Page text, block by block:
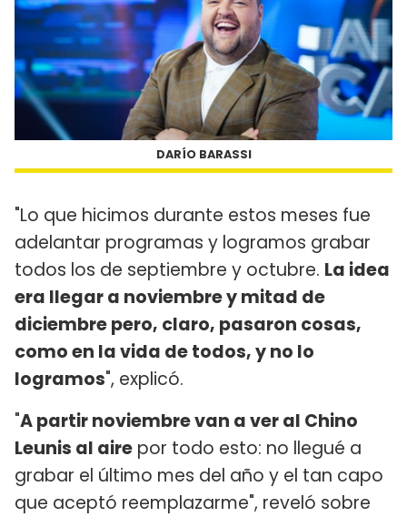
DARÍO BARASSI
"Lo que hicimos durante estos meses fue
adelantar programas y logramos grabar
todos los de septiembre y octubre. La idea
era llegar a noviembre y mitad de
diciembre pero, claro, pasaron cosas,
como en la vida de todos, y no lo
logramos", explicó.
"A partir noviembre van a ver al Chino
Leunis al aire por todo esto: no llegué a
grabar el último mes del año y el tan capo
que aceptó reemplazarme", reveló sobre